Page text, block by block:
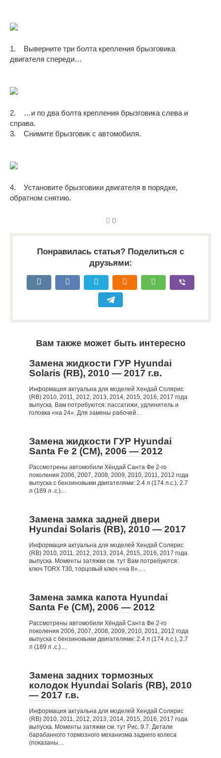
1. Выверните три болта крепления брызговика
двигателя спереди…
2. …и по два болта крепления брызговика слева и
справа.
3. Снимите брызговик с автомобиля.
4. Установите брызговики двигателя в порядке,
обратном снятию.
0
Понравилась статья? Поделиться с
друзьями:
Вам также может быть интересно
Замена жидкости ГУР Hyundai
Solaris (RB), 2010 — 2017 г.в.
Информация актуальна для моделей Хендай Солярис
(RB) 2010, 2011, 2012, 2013, 2014, 2015, 2016, 2017 года
выпуска. Вам потребуются: пассатижи, удлинитель и
головка «на 24». Для замены рабочей…
Замена жидкости ГУР Hyundai
Santa Fe 2 (CM), 2006 — 2012
Рассмотрены автомобили Хёндай Санта Фе 2-го
поколения 2006, 2007, 2008, 2009, 2010, 2011, 2012 года
выпуска с бензиновыми двигателями: 2.4 л (174 л.с.), 2.7
л (189 л .с.)…
Замена замка задней двери
Hyundai Solaris (RB), 2010 — 2017
Информация актуальна для моделей Хендай Солярис
(RB) 2010, 2011, 2012, 2013, 2014, 2015, 2016, 2017 года
выпуска. Моменты затяжки см. тут Вам потребуются:
ключ TORX T30, торцовый ключ «на 8»….
Замена замка капота Hyundai
Santa Fe (CM), 2006 — 2012
Рассмотрены автомобили Хёндай Санта Фе 2-го
поколения 2006, 2007, 2008, 2009, 2010, 2011, 2012 года
выпуска с бензиновыми двигателями: 2.4 л (174 л.с.), 2.7
л (189 л .с.)…
Замена задних тормозных
колодок Hyundai Solaris (RB), 2010
— 2017 г.в.
Информация актуальна для моделей Хендай Солярис
(RB) 2010, 2011, 2012, 2013, 2014, 2015, 2016, 2017 года
выпуска. Моменты затяжки см. тут Рис. 9.7. Детали
барабанного тормозного механизма заднего колеса
(показаны…